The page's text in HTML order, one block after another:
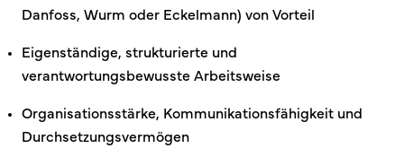
Danfoss, Wurm oder Eckelmann) von Vorteil
Eigenständige, strukturierte und
verantwortungsbewusste Arbeitsweise
Organisationsstärke, Kommunikationsfähigkeit und
Durchsetzungsvermögen